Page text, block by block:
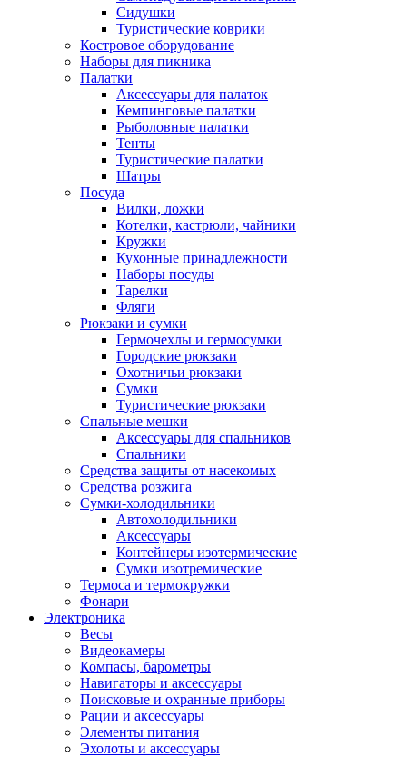
Сидушки
Туристические коврики
Костровое оборудование
Наборы для пикника
Палатки
Аксессуары для палаток
Кемпинговые палатки
Рыболовные палатки
Тенты
Туристические палатки
Шатры
Посуда
Вилки, ложки
Котелки, кастрюли, чайники
Кружки
Кухонные принадлежности
Наборы посуды
Тарелки
Фляги
Рюкзаки и сумки
Гермочехлы и гермосумки
Городские рюкзаки
Охотничьи рюкзаки
Сумки
Туристические рюкзаки
Спальные мешки
Аксессуары для спальников
Спальники
Средства защиты от насекомых
Средства розжига
Сумки-холодильники
Автохолодильники
Аксессуары
Контейнеры изотермические
Сумки изотремические
Термоса и термокружки
Фонари
Электроника
Весы
Видеокамеры
Компасы, барометры
Навигаторы и аксессуары
Поисковые и охранные приборы
Рации и аксессуары
Элементы питания
Эхолоты и аксессуары